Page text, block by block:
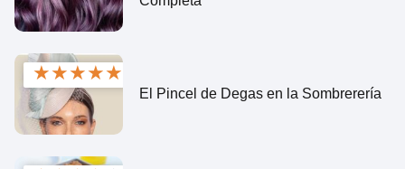
★★★★★
El Pincel de Degas en la Sombrerería